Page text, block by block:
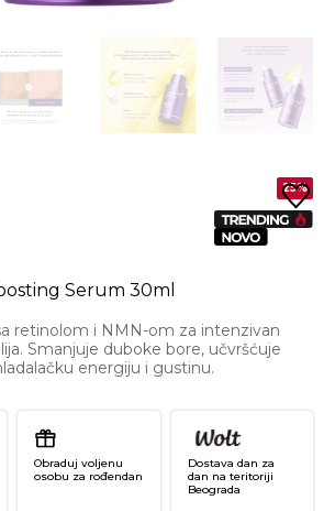
25%
Serum 30ml
retinolom i NMN-om za intenzivan
Smanjuje duboke bore, učvršćuje
energiju i gustinu.
Obraduj voljenu
osobu za rođendan
Dostava dan za
dan na teritoriji
Beograda